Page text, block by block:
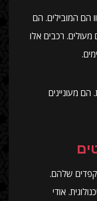
הם המובילים. הם
מעולים. רכבים אלו
מעוניינים
שלהם.
אודי